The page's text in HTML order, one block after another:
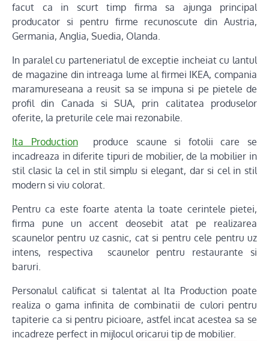
facut ca in scurt timp firma sa ajunga principal
producator si pentru firme recunoscute din Austria,
Germania, Anglia, Suedia, Olanda.
In paralel cu parteneriatul de exceptie incheiat cu lantul
de magazine din intreaga lume al firmei IKEA, compania
maramureseana a reusit sa se impuna si pe pietele de
profil din Canada si SUA, prin calitatea produselor
oferite, la preturile cele mai rezonabile.
Ita Productionproduce scaune si fotolii care se
incadreaza in diferite tipuri de mobilier, de la mobilier in
stil clasic la cel in stil simplu si elegant, dar si cel in stil
modern si viu colorat.
Pentru ca este foarte atenta la toate cerintele pietei,
firma pune un accent deosebit atat pe realizarea
scaunelor pentru uz casnic, cat si pentru cele pentru uz
intens, respectiva scaunelor pentru restaurante si
baruri.
Personalul calificat si talentat al Ita Production poate
realiza o gama infinita de combinatii de culori pentru
tapiterie ca si pentru picioare, astfel incat acestea sa se
incadreze perfect in mijlocul oricarui tip de mobilier.